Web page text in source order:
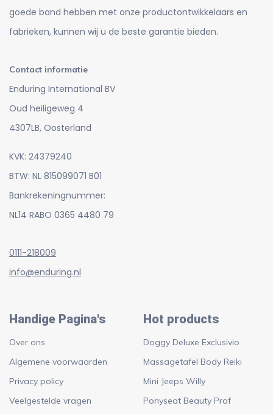
goede band hebben met onze productontwikkelaars en
fabrieken, kunnen wij u de beste garantie bieden.
Contact informatie
Enduring International BV
Oud heiligeweg 4
4307LB, Oosterland
KVK: 24379240
BTW: NL 815099071 B01
Bankrekeningnummer:
NL14 RABO 0365 4480 79
0111-218009
info@enduring.nl
Handige Pagina's
Over ons
Algemene voorwaarden
Privacy policy
Veelgestelde vragen
Hot products
Doggy Deluxe Exclusivio
Massagetafel Body Reiki
Mini Jeeps Willy
Ponyseat Beauty Prof